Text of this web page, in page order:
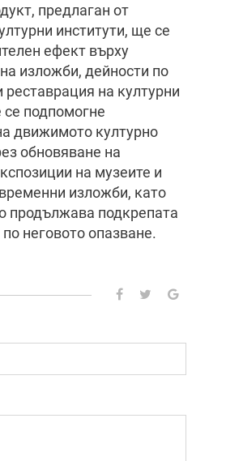
предлаган от
институти, ще се
ефект върху
изложби, дейности по
реставрация на културни
подпомогне
движимото културно
обновяване на
на музеите и
изложби, като
продължава подкрепата
неговото опазване.